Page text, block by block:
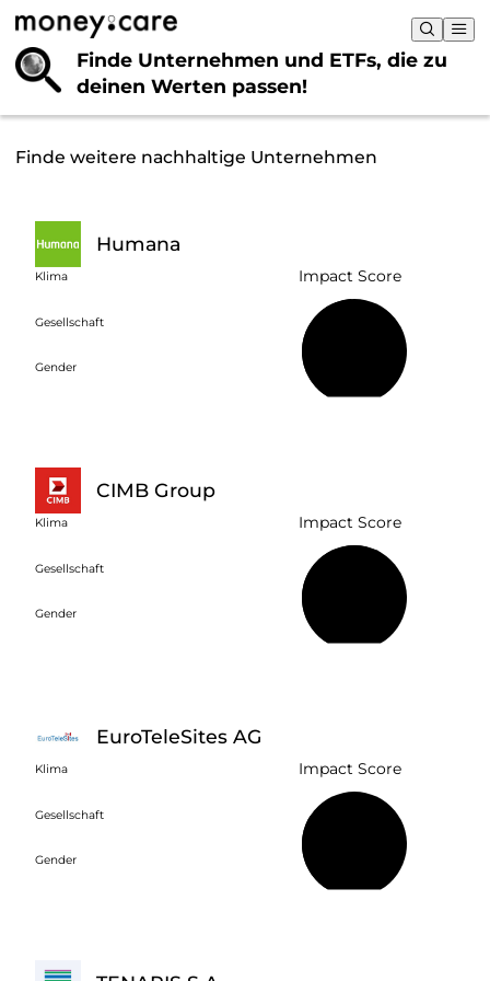
Finde Unternehmen und ETFs, die zu
deinen Werten passen!
Finde weitere nachhaltige Unternehmen
Humana
Klima
Gesellschaft
Gender
Impact Score
CIMB Group
Klima
Gesellschaft
Gender
Impact Score
EuroTeleSites AG
Klima
Gesellschaft
Gender
Impact Score